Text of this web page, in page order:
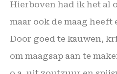
Hierboven had ik het al
maar ook de maag
Door goed te kauwen,
om maagsap aan te